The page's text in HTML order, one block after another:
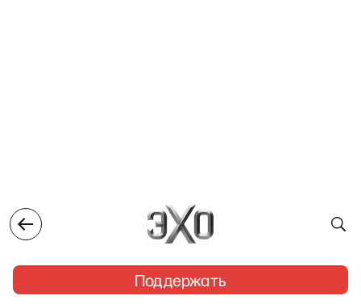
Поддержать